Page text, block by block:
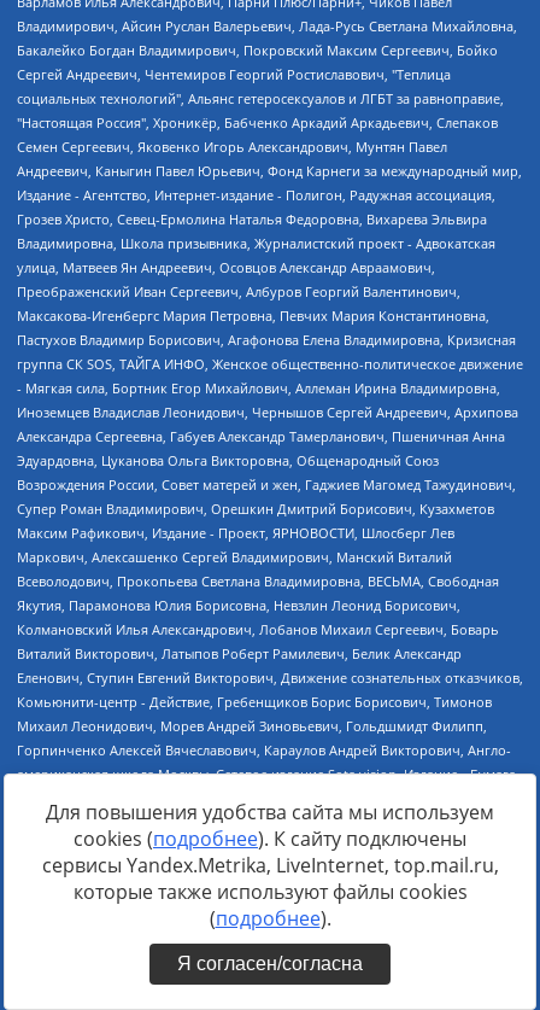
Для повышения удобства сайта мы используем
cookies (подробнее). К сайту подключены
сервисы Yandex.Metrika, LiveInternet, top.mail.ru,
которые также используют файлы cookies
(подробнее).
Я согласен/согласна